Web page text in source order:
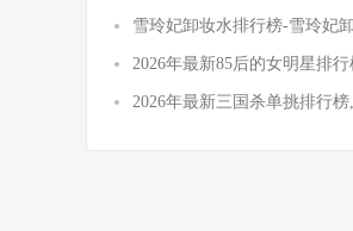
雪玲妃卸妆水排行榜-雪玲妃
2026年最新85后的女明星排
2026年最新三国杀单挑排行